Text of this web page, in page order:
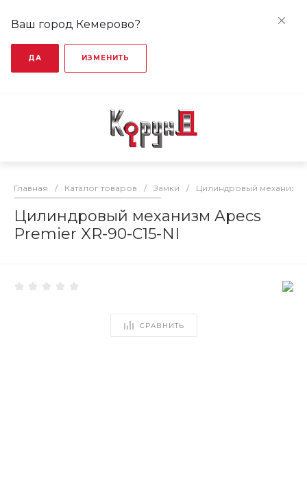
Ваш город Кемерово?
ДА ИЗМЕНИТЬ
Главная / Каталог товаров / Замки / Цилиндровый механизм
Цилиндровый механизм Apecs
Premier XR-90-C15-NI
СРАВНИТЬ